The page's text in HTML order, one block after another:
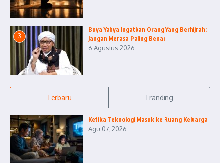
3
Buya Yahya Ingatkan Orang Yang Berhijrah:
Jangan Merasa Paling Benar
6 Agustus 2026
Terbaru Tranding
Ketika Teknologi Masuk ke Ruang Keluarga
Agu 07, 2026